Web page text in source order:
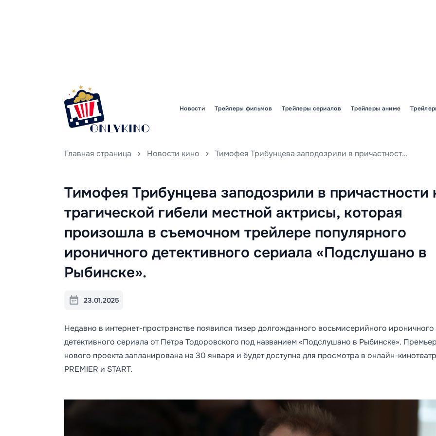
Новости Трейлеры фильмов Трейлеры сериалов Трейлеры аниме
Главная страница Новости кино Тимофея Трибунцева заподозрили в причастности к трагической гибели местной актрисы, которая произошла в съемочном трейлере популярного ироничного детективного сериала «Подслушано в Рыбинске».
Тимофея Трибунцева заподозрили в причастности
трагической гибели местной актрисы, которая
произошла в съемочном трейлере популярного
ироничного детективного сериала «Подслушано в
Рыбинске».
23.01.2025
Недавно в интернет-пространстве появился тизер долгожданного восьмисерийного ироничного
детективного сериала от Петра Тодоровского под названием «Подслушано в Рыбинске».
нового проекта запланирована на 30 января и будет доступна для просмотра в онлайн-
PREMIER и START.